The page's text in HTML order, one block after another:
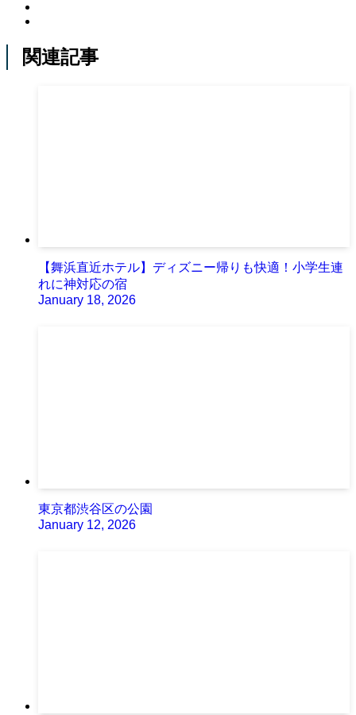
関連記事
【舞浜直近ホテル】ディズニー帰りも快適！小学生連
れに神対応の宿
January 18, 2026
東京都渋谷区の公園
January 12, 2026